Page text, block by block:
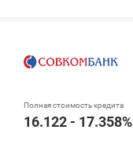
16.122 - 17.358%